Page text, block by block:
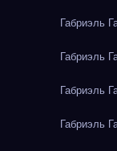
Габриэль
Габриэль
Габриэль
Габриэль